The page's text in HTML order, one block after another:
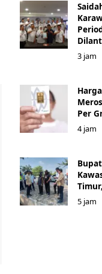
3 jam
Per
4 jam
5 jam